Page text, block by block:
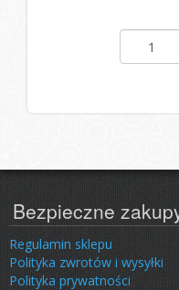
Bezpieczne
Regulamin sklepu
Polityka zwrotów i wysyłki
Polityka prywatności